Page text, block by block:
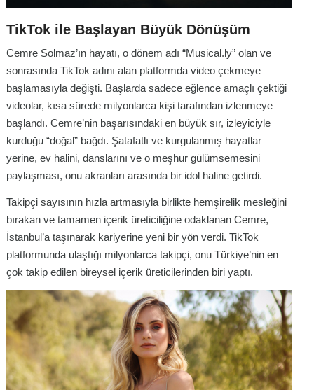
TikTok ile Başlayan Büyük Dönüşüm
Cemre Solmaz’ın hayatı, o dönem adı “Musical.ly” olan ve
sonrasında TikTok adını alan platformda video çekmeye
başlamasıyla değişti. Başlarda sadece eğlence amaçlı çektiği
videolar, kısa sürede milyonlarca kişi tarafından izlenmeye
başlandı. Cemre’nin başarısındaki en büyük sır, izleyiciyle
kurduğu “doğal” bağdı. Şatafatlı ve kurgulanmış hayatlar
yerine, ev halini, danslarını ve o meşhur gülümsemesini
paylaşması, onu akranları arasında bir idol haline getirdi.
Takipçi sayısının hızla artmasıyla birlikte hemşirelik mesleğini
bırakan ve tamamen içerik üreticiliğine odaklanan Cemre,
İstanbul’a taşınarak kariyerine yeni bir yön verdi. TikTok
platformunda ulaştığı milyonlarca takipçi, onu Türkiye’nin en
çok takip edilen bireysel içerik üreticilerinden biri yaptı.